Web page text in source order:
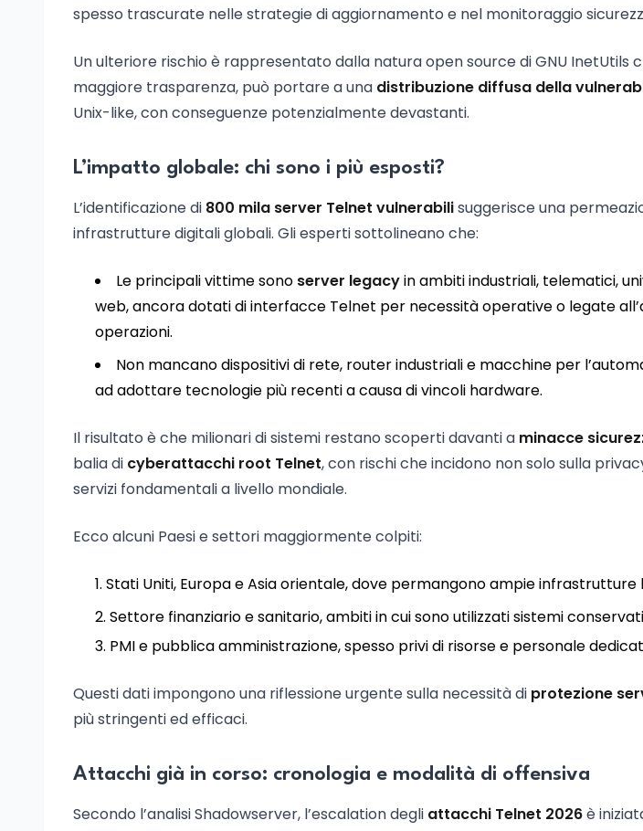
spesso trascurate nelle strategie di aggiornamento e nel monitoraggio
Un ulteriore rischio è rappresentato dalla natura open source di GNU InetUtils
maggiore trasparenza, può portare a una distribuzione diffusa della
Unix-like, con conseguenze potenzialmente devastanti.
L’impatto globale: chi sono i più esposti?
L’identificazione di 800 mila server Telnet vulnerabilisuggerisce una
infrastrutture digitali globali. Gli esperti sottolineano che:
Le principali vittime sono server legacyin ambiti industriali, telematici,
web, ancora dotati di interfacce Telnet per necessità operative o legate
operazioni.
Non mancano dispositivi di rete, router industriali e macchine per
ad adottare tecnologie più recenti a causa di vincoli hardware.
Il risultato è che milionari di sistemi restano scoperti davanti a minacce
balia di cyberattacchi root Telnet, con rischi che incidono non solo sulla
servizi fondamentali a livello mondiale.
Ecco alcuni Paesi e settori maggiormente colpiti:
Stati Uniti, Europa e Asia orientale, dove permangono ampie infrastrutture
Settore finanziario e sanitario, ambiti in cui sono utilizzati sistemi
PMI e pubblica amministrazione, spesso privi di risorse e personale
Questi dati impongono una riflessione urgente sulla necessità di protezione
più stringenti ed efficaci.
Attacchi già in corso: cronologia e modalità di offensiva
Secondo l’analisi Shadowserver, l’escalation degli attacchi Telnet 2026è